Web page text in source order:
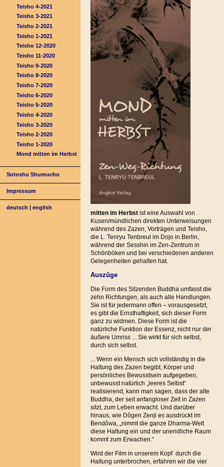
Teisho 4-2021
Teisho 3-2021
Teisho 2-2021
Teisho 1-2021
Teisho 12-2020
Teisho 11-2020
Teisho 9-2020
Teisho 8-2020
Teisho 7-2020
Teisho 6-2020
Teisho 5-2020
Teisho 4-2020
Teisho 3-2020
Teisho 2-2020
Teisho 1-2020
Mond mitten im Herbst
Sotoshu Shumucho
Impressum
deutsch |english
mitten im Herbstist eine Auswahl von
Kusen/mündlichen direkten Unterweisungen
während des Zazen, Vorträgen und Teisho,
die L. Tenryu Tenbreul im Dojo in Berlin,
während der Sesshin im Zen-Zentrum in
Schönböken und bei verschiedenen anderen
Gelegenheiten gehalten hat.
Auszüge
Die Form des Sitzenden Buddha umfasst die
zehn Richtungen, als auch alle Handlungen.
Sie ist für jedermann offen – vorausgesetzt,
es gibt die Ernsthaftigkeit, sich dieser Form
ganz zu widmen. Diese Form ist die
natürliche Funktion der Essenz, nicht nur der
äußere Umriss ... Sie wirkt für sich selbst,
durch sich selbst.
... Wenn ein Mensch sich vollständig in die
Haltung des Zazen begibt, Körper und
persönliches Bewusstsein aufgegeben,
unbewusst natürlich „leeres Selbst“
realisierend, kann man sagen, dass der alte
Buddha, der seit anfangloser Zeit in Zazen
sitzt, zum Leben erwacht. Und darüber
hinaus, wie Dôgen Zenji es ausdrückt im
Bendôwa, „nimmt die ganze Dharma-Welt
diese Haltung ein und der unendliche Raum
kommt zum Erwachen.“
Wird der Film in unserem Kopf durch die
Haltung unterbrochen, erfahren wir die vier